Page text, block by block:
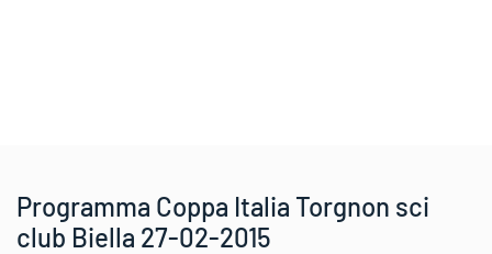
Programma Coppa Italia Torgnon sci
club Biella 27-02-2015